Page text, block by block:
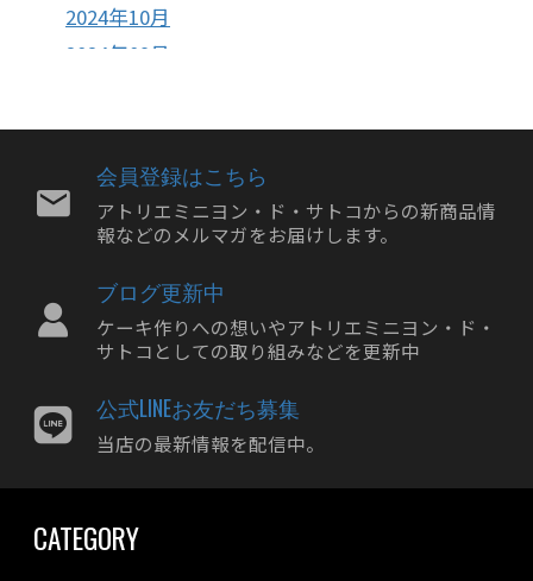
2024年10月
2024年09月
2024年07月
2024年06月
2024年05月
2024年04月
2024年02月
2024年01月
2023年11月
2023年10月
2023年09月
2023年08月
会員登録はこちら
アトリエミニヨン・ド・サトコからの新商品情
報などのメルマガをお届けします。
ブログ更新中
ケーキ作りへの想いやアトリエミニヨン・ド・
サトコとしての取り組みなどを更新中
公式LINEお友だち募集
当店の最新情報を配信中。
CATEGORY